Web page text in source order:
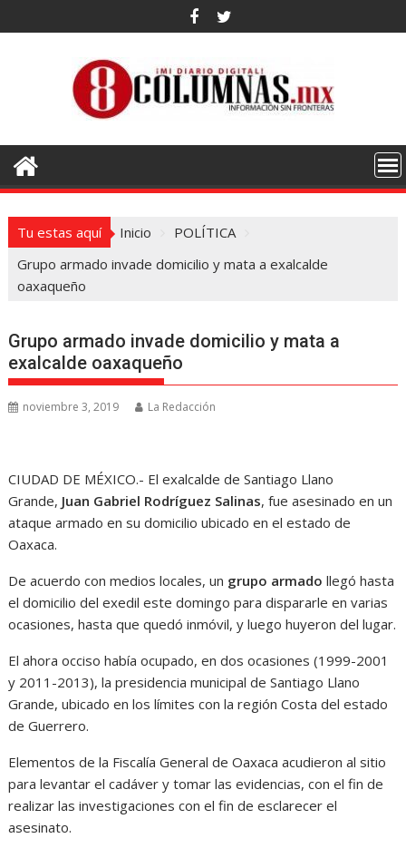
al
Tu estas aquí Inicio
POLÍTICA
Grupo armado invade domicilio y mata a exalcalde
oaxaqueño
Grupo armado invade domicilio y mata a
exalcalde oaxaqueño
noviembre 3, 2019 La Redacción
CIUDAD DE MÉXICO.- El exalcalde de Santiago Llano
Grande, Juan Gabriel Rodríguez Salinas, fue asesinado en un
ataque armado en su domicilio ubicado en el estado de
Oaxaca.
De acuerdo con medios locales, un grupo armado llegó hasta
el domicilio del exedil este domingo para dispararle en varias
ocasiones, hasta que quedó inmóvil, y luego huyeron del lugar.
El ahora occiso había ocupado, en dos ocasiones (1999-2001
y 2011-2013), la presidencia municipal de Santiago Llano
Grande, ubicado en los límites con la región Costa del estado
de Guerrero.
Elementos de la Fiscalía General de Oaxaca acudieron al sitio
para levantar el cadáver y tomar las evidencias, con el fin de
realizar las investigaciones con el fin de esclarecer el
asesinato.